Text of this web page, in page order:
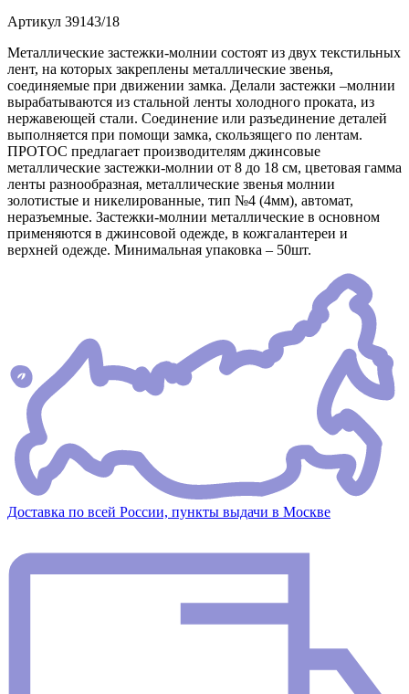
Артикул 39143/18
Металлические застежки-молнии состоят из двух текстильных
лент, на которых закреплены металлические звенья,
соединяемые при движении замка. Делали застежки –молнии
вырабатываются из стальной ленты холодного проката, из
нержавеющей стали. Соединение или разъединение деталей
выполняется при помощи замка, скользящего по лентам.
ПРОТОС предлагает производителям джинсовые
металлические застежки-молнии от 8 до 18 см, цветовая гамма
ленты разнообразная, металлические звенья молнии
золотистые и никелированные, тип №4 (4мм), автомат,
неразъемные. Застежки-молнии металлические в основном
применяются в джинсовой одежде, в кожгалантереи и
верхней одежде. Минимальная упаковка – 50шт.
Доставка по всей России, пункты выдачи в Москве